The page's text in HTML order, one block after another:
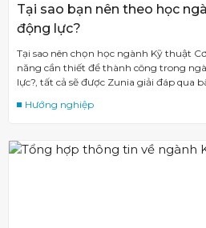
Tại sao bạn nên theo học
động lực?
Tại sao nên chọn học ngành Kỹ thuật
năng cần thiết để thành công trong
lực?, tất cả sẽ được Zunia giải đáp qua
Hướng nghiệp